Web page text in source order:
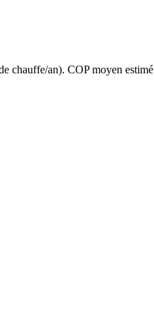
chauffe/an). COP moyen estimé